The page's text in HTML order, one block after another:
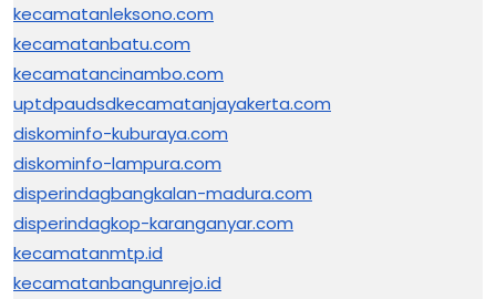
kecamatanleksono.com
kecamatanbatu.com
kecamatancinambo.com
uptdpaudsdkecamatanjayakerta.com
diskominfo-kuburaya.com
diskominfo-lampura.com
disperindagbangkalan-madura.com
disperindagkop-karanganyar.com
kecamatanmtp.id
kecamatanbangunrejo.id